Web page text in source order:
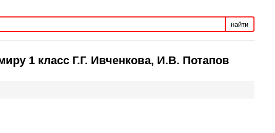
найти
1 класс Г.Г. Ивченкова, И.В. Потапов